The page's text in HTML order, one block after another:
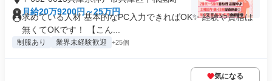
月給20万9200円～25万円
求めている人材 基本的なPC入力できればOK✨ 経験や資格は
無くてOKです！ 【こん...
制服あり 業界未経験歓迎 +25個
気になる